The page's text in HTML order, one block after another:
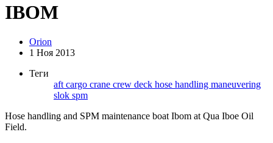
IBOM
Orion
1 Ноя 2013
Теги
aft cargo crane crew deck hose handling maneuvering
slok spm
Hose handling and SPM maintenance boat Ibom at Qua Iboe Oil
Field.